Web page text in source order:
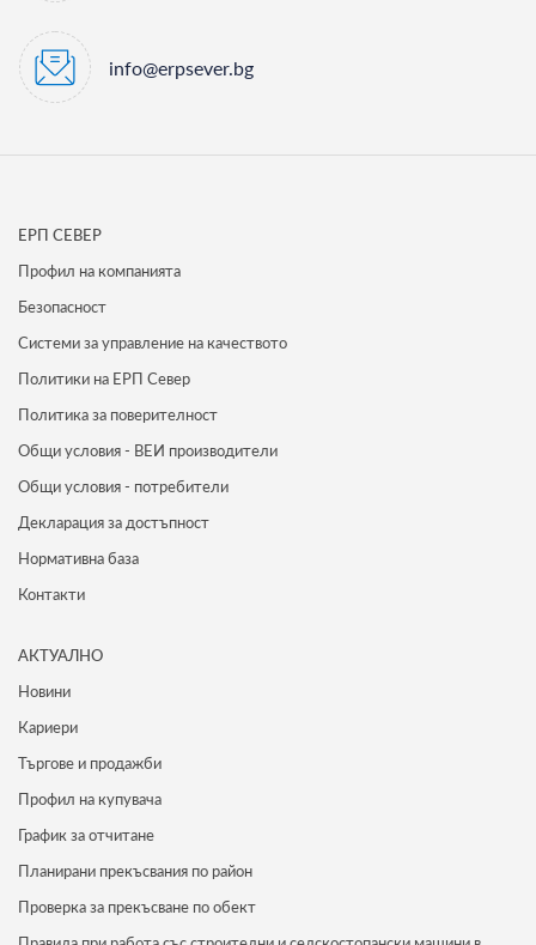
info@erpsever.bg
ЕРП СЕВЕР
Профил на компанията
Безопасност
Системи за управление на качеството
Политики на ЕРП Север
Политика за поверителност
Общи условия - ВЕИ производители
Общи условия - потребители
Декларация за достъпност
Нормативна база
Контакти
АКТУАЛНО
Новини
Кариери
Търгове и продажби
Профил на купувача
График за отчитане
Планирани прекъсвания по район
Проверка за прекъсване по обект